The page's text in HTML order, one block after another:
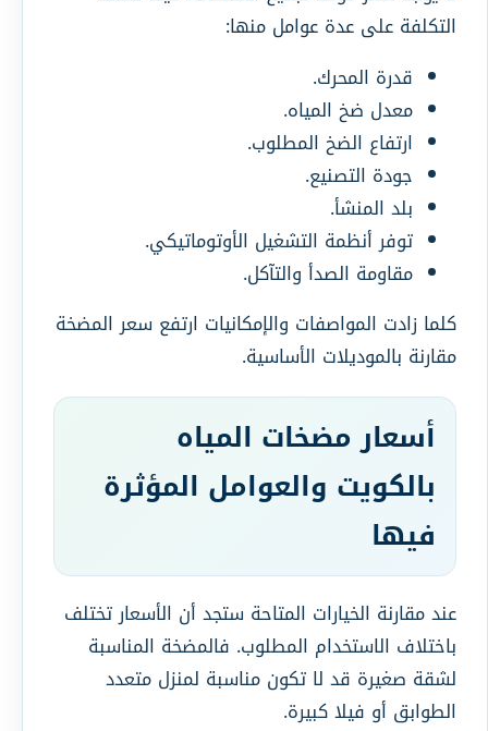
التكلفة على عدة عوامل منها:
قدرة المحرك.
معدل ضخ المياه.
ارتفاع الضخ المطلوب.
جودة التصنيع.
بلد المنشأ.
توفر أنظمة التشغيل الأوتوماتيكي.
مقاومة الصدأ والتآكل.
كلما زادت المواصفات والإمكانيات ارتفع سعر المضخة
مقارنة بالموديلات الأساسية.
أسعار مضخات المياه
بالكويت والعوامل المؤثرة
فيها
عند مقارنة الخيارات المتاحة ستجد أن الأسعار تختلف
باختلاف الاستخدام المطلوب. فالمضخة المناسبة
لشقة صغيرة قد لا تكون مناسبة لمنزل متعدد
الطوابق أو فيلا كبيرة.